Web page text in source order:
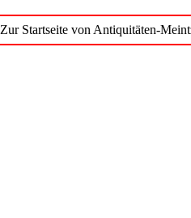
Zur Startseite von Antiquitäten-